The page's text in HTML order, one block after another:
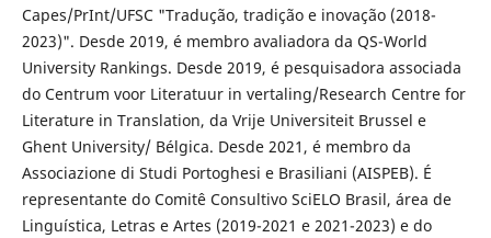
Capes/PrInt/UFSC "Tradução, tradição e inovação (2018-
2023)". Desde 2019, é membro avaliadora da QS-World
University Rankings. Desde 2019, é pesquisadora associada
do Centrum voor Literatuur in vertaling/Research Centre for
Literature in Translation, da Vrije Universiteit Brussel e
Ghent University/ Bélgica. Desde 2021, é membro da
Associazione di Studi Portoghesi e Brasiliani (AISPEB). É
representante do Comitê Consultivo SciELO Brasil, área de
Linguística, Letras e Artes (2019-2021 e 2021-2023) e do